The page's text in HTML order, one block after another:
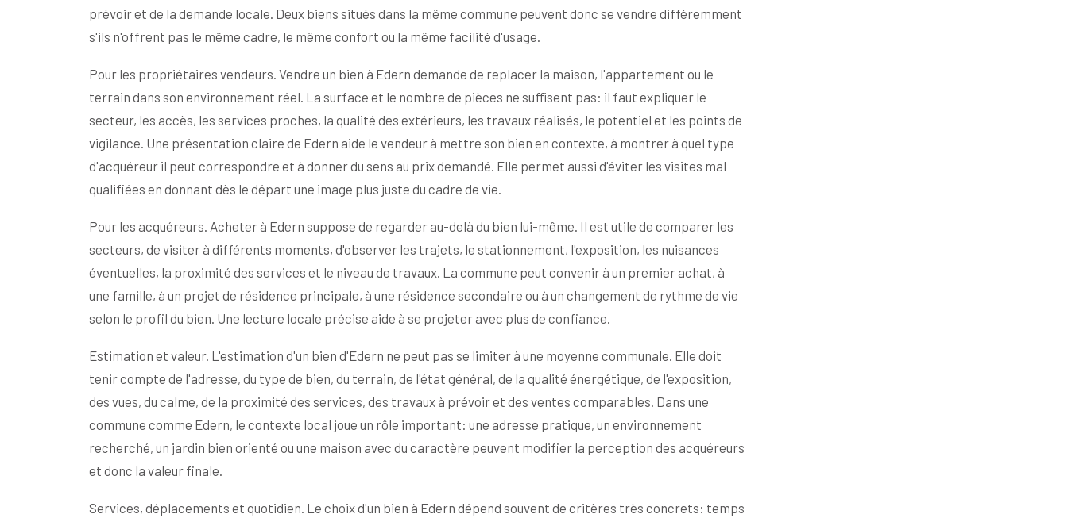
prévoir et de la demande locale. Deux biens situés dans la même commune peuvent donc se vendre différemment
s'ils n'offrent pas le même cadre, le même confort ou la même facilité d'usage.
Pour les propriétaires vendeurs. Vendre un bien à Edern demande de replacer la maison, l'appartement ou le
terrain dans son environnement réel. La surface et le nombre de pièces ne suffisent pas: il faut expliquer le
secteur, les accès, les services proches, la qualité des extérieurs, les travaux réalisés, le potentiel et les points de
vigilance. Une présentation claire de Edern aide le vendeur à mettre son bien en contexte, à montrer à quel type
d'acquéreur il peut correspondre et à donner du sens au prix demandé. Elle permet aussi d'éviter les visites mal
qualifiées en donnant dès le départ une image plus juste du cadre de vie.
Pour les acquéreurs. Acheter à Edern suppose de regarder au-delà du bien lui-même. Il est utile de comparer les
secteurs, de visiter à différents moments, d'observer les trajets, le stationnement, l'exposition, les nuisances
éventuelles, la proximité des services et le niveau de travaux. La commune peut convenir à un premier achat, à
une famille, à un projet de résidence principale, à une résidence secondaire ou à un changement de rythme de vie
selon le profil du bien. Une lecture locale précise aide à se projeter avec plus de confiance.
Estimation et valeur. L'estimation d'un bien d'Edern ne peut pas se limiter à une moyenne communale. Elle doit
tenir compte de l'adresse, du type de bien, du terrain, de l'état général, de la qualité énergétique, de l'exposition,
des vues, du calme, de la proximité des services, des travaux à prévoir et des ventes comparables. Dans une
commune comme Edern, le contexte local joue un rôle important: une adresse pratique, un environnement
recherché, un jardin bien orienté ou une maison avec du caractère peuvent modifier la perception des acquéreurs
et donc la valeur finale.
Services, déplacements et quotidien. Le choix d'un bien à Edern dépend souvent de critères très concrets: temps